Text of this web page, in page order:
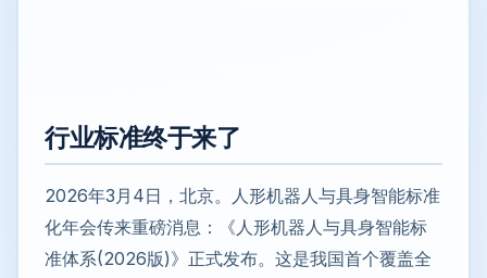
行业标准终于来了
2026年3月4日，北京。人形机器人与具身智能标准
化年会传来重磅消息：《人形机器人与具身智能标
准体系(2026版)》正式发布。这是我国首个覆盖全